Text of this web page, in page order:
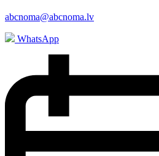
abcnoma@abcnoma.lv
WhatsApp